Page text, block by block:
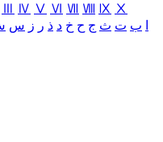
Ⅳ Ⅴ Ⅵ Ⅶ Ⅷ Ⅸ Ⅹ
ب ت ث ج ح خ د ذ ر ز س